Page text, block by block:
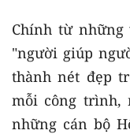
Chính từ
"người giúp
thành nét đẹp
mỗi công trình,
những cán bộ